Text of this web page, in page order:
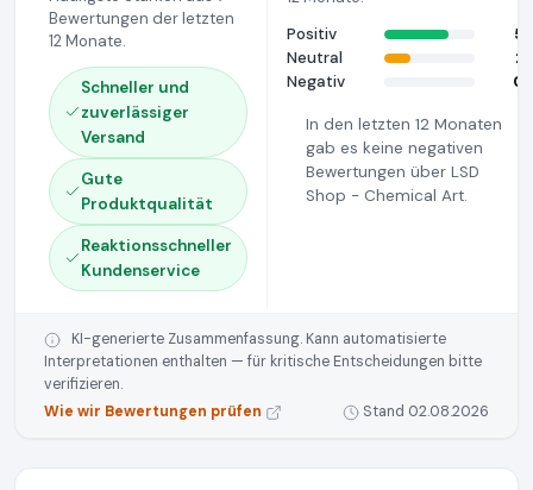
Bewertungen der letzten
12 Monate.
Schneller und
zuverlässiger
Versand
Gute
Produktqualität
Reaktionsschneller
Kundenservice
Positiv
5
Neutral
2
Negativ
0
In den letzten 12 Monaten
gab es keine negativen
Bewertungen über LSD
Shop - Chemical Art.
KI-generierte Zusammenfassung. Kann automatisierte
Interpretationen enthalten — für kritische Entscheidungen bitte
verifizieren.
Wie wir Bewertungen prüfen
Stand 02.08.2026